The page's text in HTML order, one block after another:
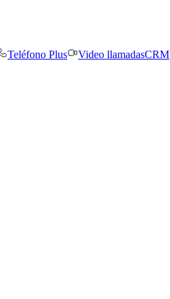
Teléfono Plus Video llamadasCRM